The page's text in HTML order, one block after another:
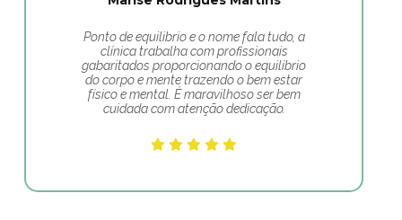
Ponto de equilibrio e o nome fala tudo, a
clínica trabalha com profissionais
gabaritados proporcionando o equilíbrio
do corpo e mente trazendo o bem estar
físico e mental. É maravilhoso ser bem
cuidada com atenção dedicação.